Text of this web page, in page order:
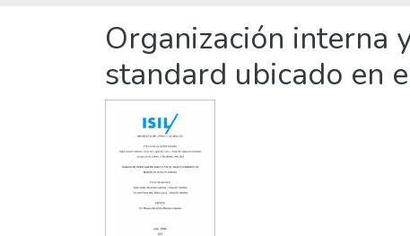
Organización interna
standard ubicado en